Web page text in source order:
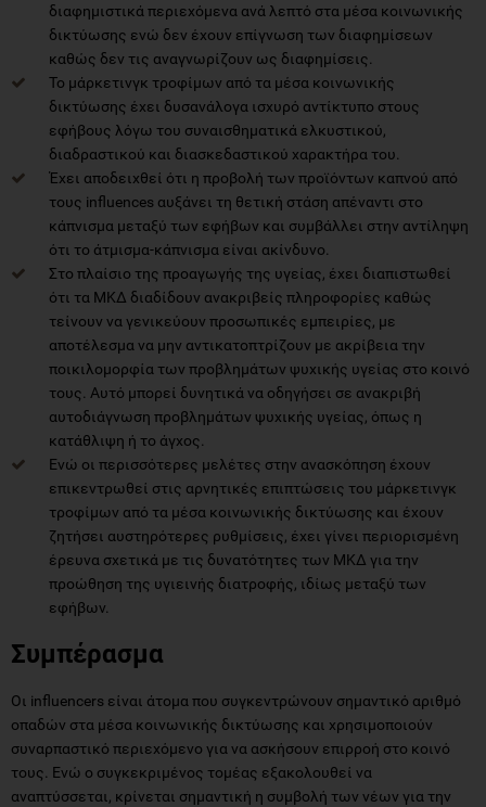
διαφημιστικά περιεχόμενα ανά λεπτό στα μέσα κοινωνικής
δικτύωσης ενώ δεν έχουν επίγνωση των διαφημίσεων
καθώς δεν τις αναγνωρίζουν ως διαφημίσεις.
Το μάρκετινγκ τροφίμων από τα μέσα κοινωνικής
δικτύωσης έχει δυσανάλογα ισχυρό αντίκτυπο στους
εφήβους λόγω του συναισθηματικά ελκυστικού,
διαδραστικού και διασκεδαστικού χαρακτήρα του.
Έχει αποδειχθεί ότι η προβολή των προϊόντων καπνού από
τους influences αυξάνει τη θετική στάση απέναντι στο
κάπνισμα μεταξύ των εφήβων και συμβάλλει στην αντίληψη
ότι το άτμισμα-κάπνισμα είναι ακίνδυνο.
Στο πλαίσιο της προαγωγής της υγείας, έχει διαπιστωθεί
ότι τα ΜΚΔ διαδίδουν ανακριβείς πληροφορίες καθώς
τείνουν να γενικεύουν προσωπικές εμπειρίες, με
αποτέλεσμα να μην αντικατοπτρίζουν με ακρίβεια την
ποικιλομορφία των προβλημάτων ψυχικής υγείας στο κοινό
τους. Αυτό μπορεί δυνητικά να οδηγήσει σε ανακριβή
αυτοδιάγνωση προβλημάτων ψυχικής υγείας, όπως η
κατάθλιψη ή το άγχος.
Ενώ οι περισσότερες μελέτες στην ανασκόπηση έχουν
επικεντρωθεί στις αρνητικές επιπτώσεις του μάρκετινγκ
τροφίμων από τα μέσα κοινωνικής δικτύωσης και έχουν
ζητήσει αυστηρότερες ρυθμίσεις, έχει γίνει περιορισμένη
έρευνα σχετικά με τις δυνατότητες των ΜΚΔ για την
προώθηση της υγιεινής διατροφής, ιδίως μεταξύ των
εφήβων.
Συμπέρασμα
Οι influencers είναι άτομα που συγκεντρώνουν σημαντικό αριθμό
οπαδών στα μέσα κοινωνικής δικτύωσης και χρησιμοποιούν
συναρπαστικό περιεχόμενο για να ασκήσουν επιρροή στο κοινό
τους. Ενώ ο συγκεκριμένος τομέας εξακολουθεί να
αναπτύσσεται, κρίνεται σημαντική η συμβολή των νέων για την